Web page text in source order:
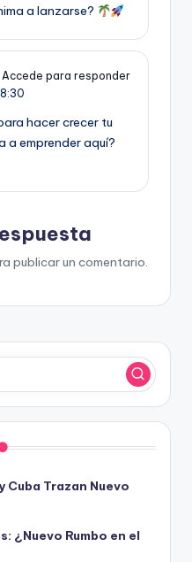
a lanzarse?
Accede para responder
hacer crecer tu
a emprender aquí?
publicar un comentario.
Cuba Trazan Nuevo
¿Nuevo Rumbo en el